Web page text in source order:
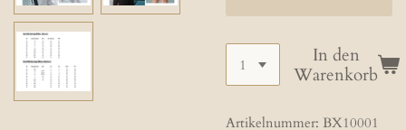
In den
Warenkorb
Artikelnummer: BX10001